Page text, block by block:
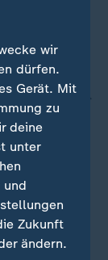
wir
dürfen.
Gerät. Mit
zu
deine
unter
und
Zukunft
ändern.